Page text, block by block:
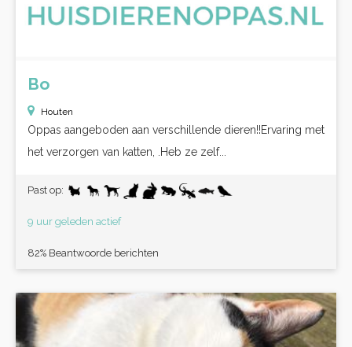
Bo
Houten
Oppas aangeboden aan verschillende dieren!!Ervaring met
het verzorgen van katten, .Heb ze zelf...
Past op:
9 uur geleden actief
82% Beantwoorde berichten